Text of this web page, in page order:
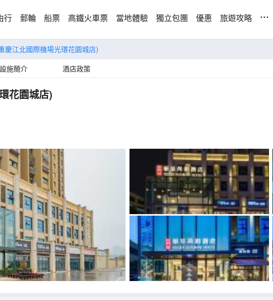
行 郵輪 船票 高鐵火車票 當地體驗 獨立包團 優惠 旅遊攻略 ...
慶江北國際機場光環花園城店)
設施簡介 酒店政策
花園城店)